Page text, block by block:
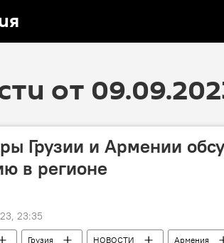
от
Грузии и Армении
в регионе
23:35
Грузия НОВОСТИ Армения